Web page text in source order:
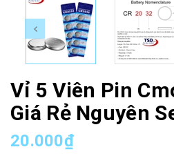
Vỉ 5 Viên Pin
Giá Rẻ Nguyên
20.000₫